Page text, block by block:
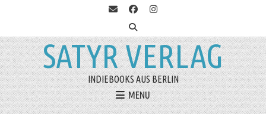
SATYR VERLAG
INDIEBOOKS AUS BERLIN
MENU